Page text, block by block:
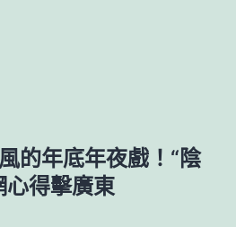
的年底年夜戲！“陰
心得擊廣東